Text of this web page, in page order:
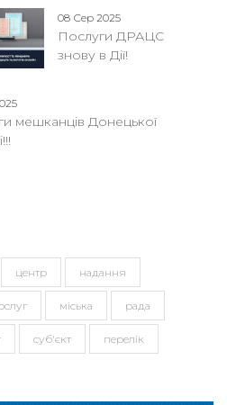
08 Сер 2025
Послуги ДРАЦС
знову в Дії!
мешканців Донецької
центр надання
міська рада
суб'єкт перелік